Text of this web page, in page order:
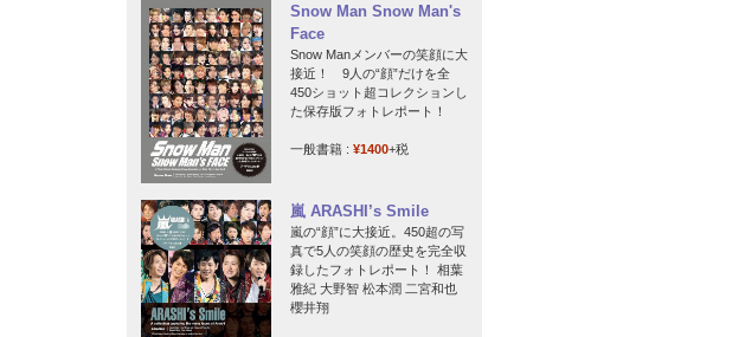
Snow Man Snow Man's
Face
Snow Manメンバーの笑顔に大
接近！ 9人の“顔”だけを全
450ショット超コレクションし
た保存版フォトレポート！
一般書籍 : ¥1400+税
嵐 ARASHI’s Smile
嵐の“顔”に大接近。450超の写
真で5人の笑顔の歴史を完全収
録したフォトレポート！ 相葉
雅紀 大野智 松本潤 二宮和也
櫻井翔